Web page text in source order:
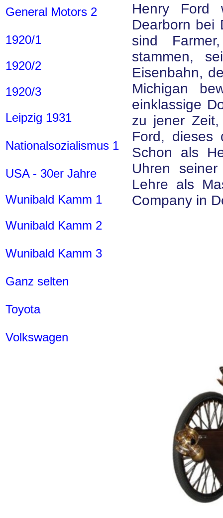
General Motors 2
1920/1
1920/2
1920/3
Leipzig 1931
Nationalsozialismus 1
USA - 30er Jahre
Wunibald Kamm 1
Wunibald Kamm 2
Wunibald Kamm 3
Ganz selten
Toyota
Volkswagen
Henry Ford
Dearborn bei
sind
stammen,
Eisenbahn,
Michigan
einklassige
zu jener
Ford, dieses
Schon als
Uhren
Lehre als
Company in